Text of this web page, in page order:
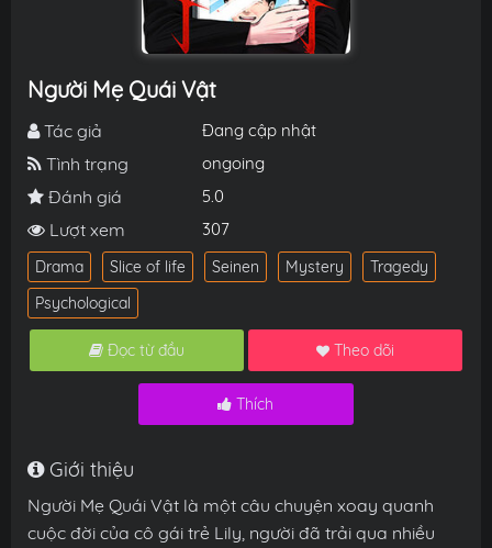
Người Mẹ Quái Vật
Tác giả Đang cập nhật
Tình trạng ongoing
Đánh giá 5.0
Lượt xem 307
Drama Slice of life Seinen Mystery
Tragedy
Psychological
Đọc từ đầu Theo dõi
Thích
Giới thiệu
Người Mẹ Quái Vật là một câu chuyện xoay quanh
cuộc đời của cô gái trẻ Lily, người đã trải qua nhiều